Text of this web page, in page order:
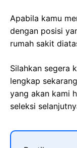
Apabila kamu
dengan posisi
rumah sakit
Silahkan segera
lengkap
yang akan kami
seleksi